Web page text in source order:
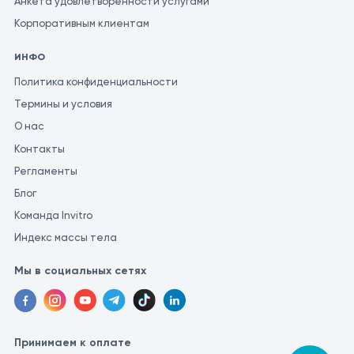
Корпоративным клиентам
ИНФО
Политика конфиденциальности
Термины и условия
О нас
Контакты
Регламенты
Блог
Команда Invitro
Индекс массы тела
Мы в социальных сетях
Принимаем к оплате